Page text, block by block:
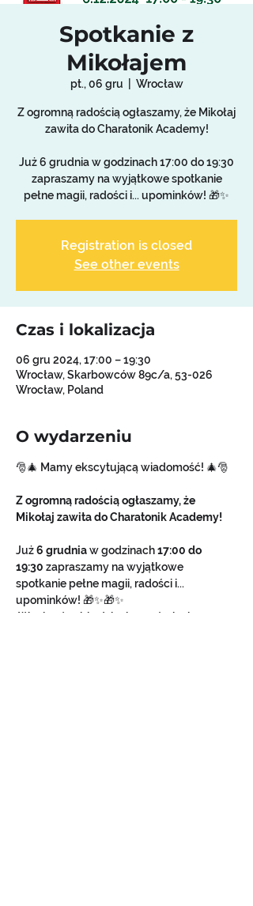
Spotkanie z
Mikołajem
pt., 06 gru Wrocław
Z ogromną radością ogłaszamy, że Mikołaj
zawita do Charatonik Academy!
Już 6 grudnia w godzinach 17:00 do 19:30
zapraszamy na wyjątkowe spotkanie
pełne magii, radości i... upominków! 🎁✨
Registration is closed
See other events
Czas i lokalizacja
06 gru 2024, 17:00 – 19:30
Wrocław, Skarbowców 89c/a, 53-026
Wrocław, Poland
O wydarzeniu
🎅🎄 Mamy ekscytującą wiadomość! 🎄🎅
Z ogromną radością ogłaszamy, że
Mikołaj zawita do Charatonik Academy!
Już 6 grudnia w godzinach 17:00 do
19:30 zapraszamy na wyjątkowe
spotkanie pełne magii, radości i...
upominków! 🎁✨🎁✨